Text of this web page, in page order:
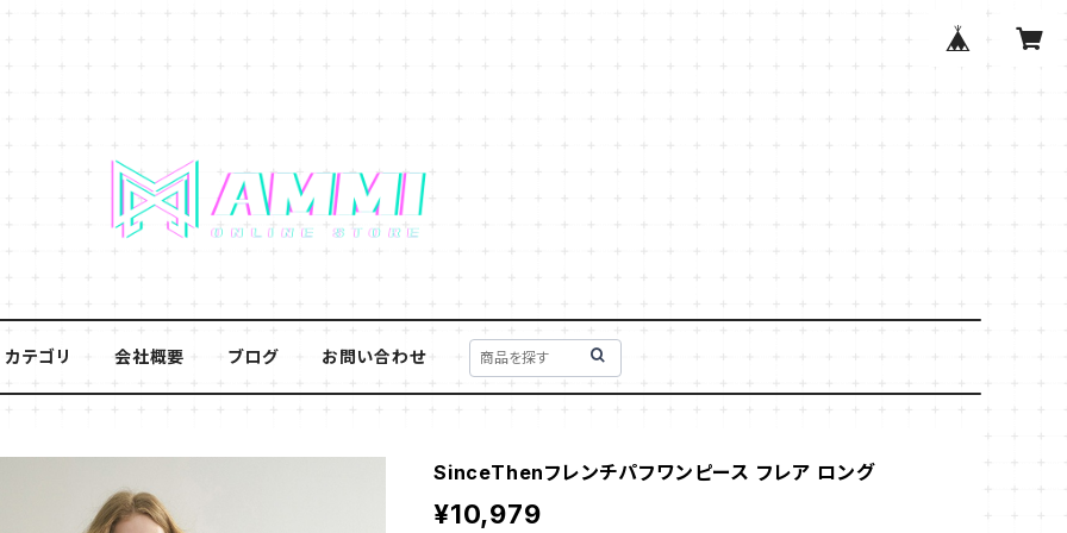
カテゴリ 会社概要 ブログ お問い合わせ
SinceThenフレンチパフワンピース フレア ロング
¥10,979